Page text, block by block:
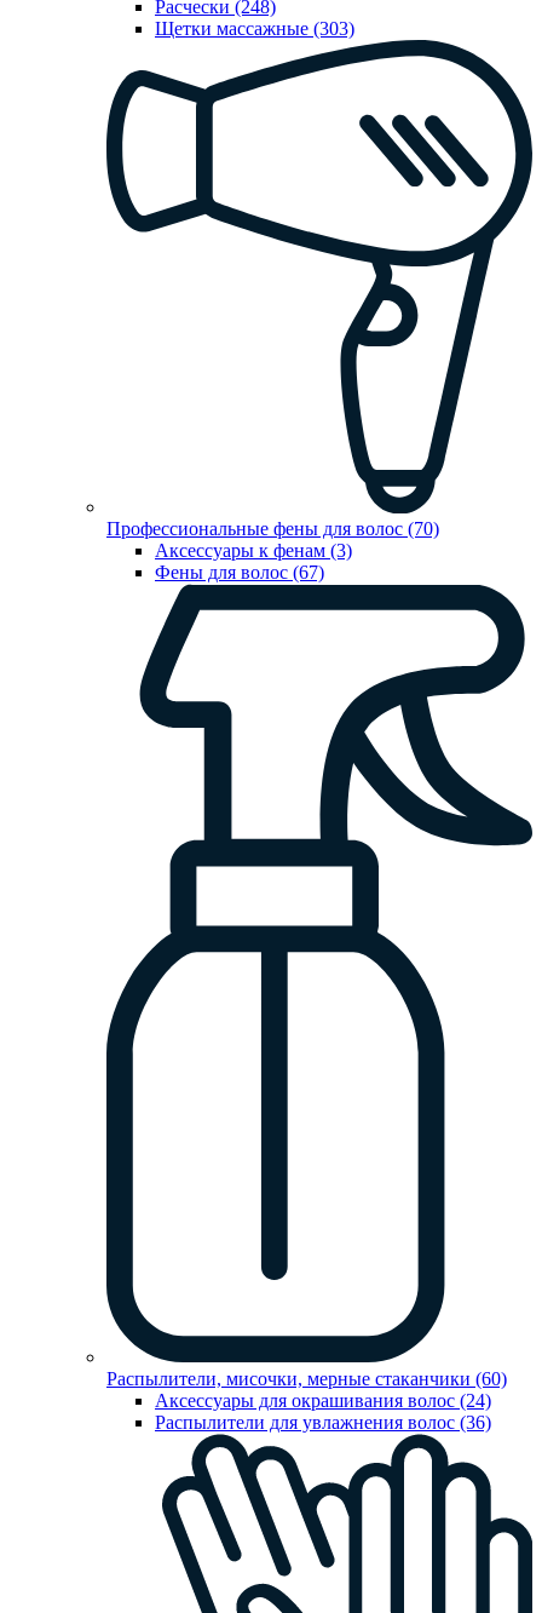
Расчески (248)
Щетки массажные (303)
Профессиональные фены для волос (70)
Аксессуары к фенам (3)
Фены для волос (67)
Распылители, мисочки, мерные стаканчики (60)
Аксессуары для окрашивания волос (24)
Распылители для увлажнения волос (36)